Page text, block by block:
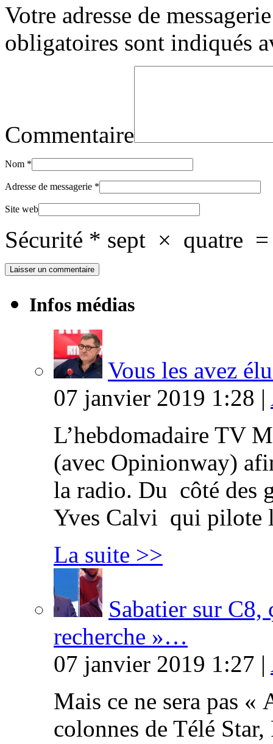
Votre adresse de
obligatoires sont indiqués
Commentaire
Nom *
Adresse de messagerie *
Site web
Sécurité * sept × quatre
Infos médias
Vous les avez
07 janvier 2019 1:28 |
L’hebdomadaire TV
(avec Opinionway)
la radio. Du côté des
Yves Calvi qui
La suite >>
Sabatier sur C8,
recherche »…
07 janvier 2019 1:27 |
Mais ce ne sera pas «
colonnes de Télé